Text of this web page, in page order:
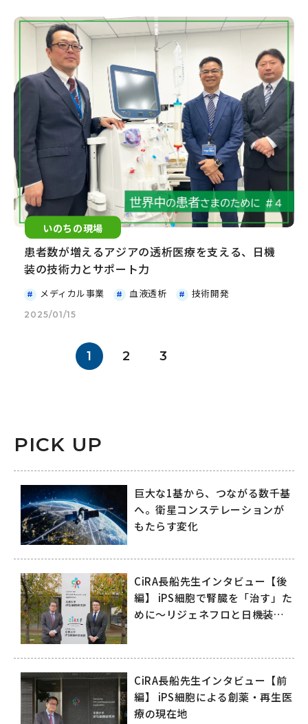
いのちの現場
患者数が増えるアジアの透析医療を支える、日機
装の技術力とサポート力
メディカル事業 血液透析 技術開発
2025/01/15
1 2 3
PICK UP
巨大な1基から、つながる数千基
へ。衛星コンステレーションが
もたらす変化
CiRA長船先生インタビュー【後
編】 iPS細胞で腎臓を「治す」た
めに～リジェネフロと日機装が
CiRA長船先生インタビュー【前
編】 iPS細胞による創薬・再生医
療の現在地